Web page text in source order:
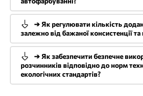
➔ Як регулювати кількість
залежно від бажаної консистенції
➔ Як забезпечити безпечне
розчинників відповідно до норм
екологічних стандартів?